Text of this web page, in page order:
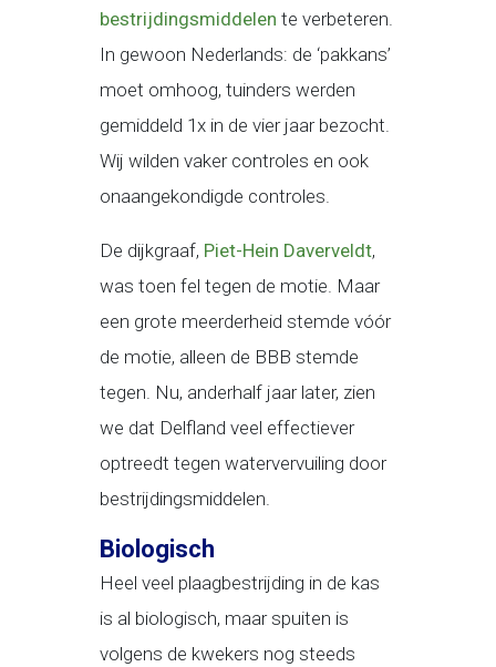
bestrijdingsmiddelen te verbeteren.
In gewoon Nederlands: de ‘pakkans’
moet omhoog, tuinders werden
gemiddeld 1x in de vier jaar bezocht.
Wij wilden vaker controles en ook
onaangekondigde controles.
De dijkgraaf, Piet-Hein Daverveldt,
was toen fel tegen de motie. Maar
een grote meerderheid stemde vóór
de motie, alleen de BBB stemde
tegen. Nu, anderhalf jaar later, zien
we dat Delfland veel effectiever
optreedt tegen watervervuiling door
bestrijdingsmiddelen.
Biologisch
Heel veel plaagbestrijding in de kas
is al biologisch, maar spuiten is
volgens de kwekers nog steeds